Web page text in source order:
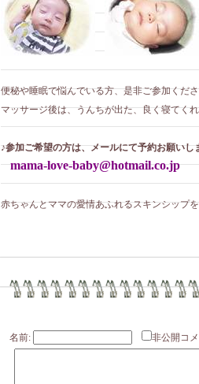
便秘や睡眠で悩んでいる方、是非ご参加くだ
マッサージ後は、うんちが出た、良く寝てく
♪参加ご希望の方は、メールにて予約お願いし
mama-love-baby@hotmail.co.jp
赤ちゃんとママの愛情あふれるスキンシップ
名前: 非公開